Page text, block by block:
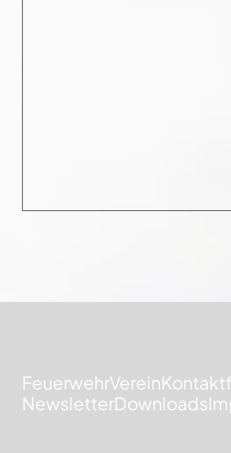
FeuerwehrVerein
NewsletterDownloads